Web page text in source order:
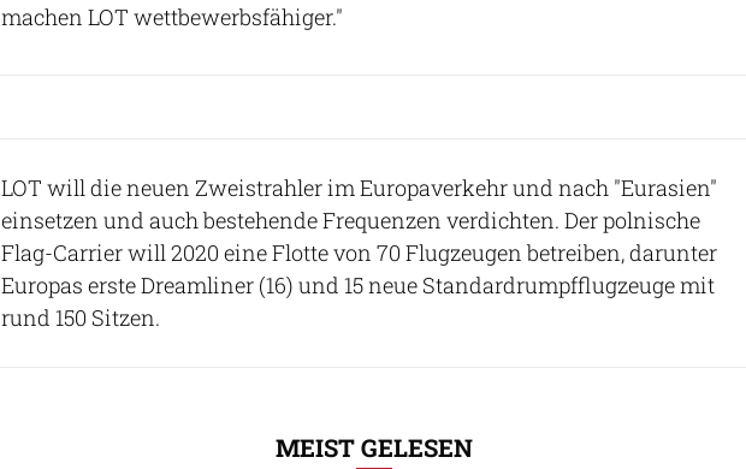
machen LOT wettbewerbsfähiger."
LOT will die neuen Zweistrahler im Europaverkehr und nach "Eurasien"
einsetzen und auch bestehende Frequenzen verdichten. Der polnische
Flag-Carrier will 2020 eine Flotte von 70 Flugzeugen betreiben, darunter
Europas erste Dreamliner (16) und 15 neue Standardrumpfflugzeuge mit
rund 150 Sitzen.
MEIST GELESEN